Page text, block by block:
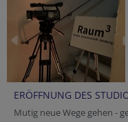
ERÖFFNUNG DES
Mutig neue Wege gehen -